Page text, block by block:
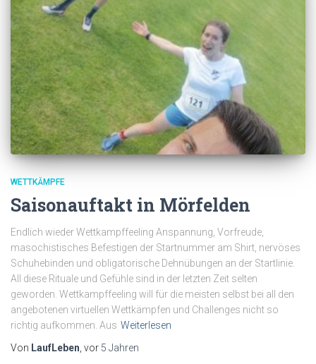
WETTKÄMPFE
Saisonauftakt in Mörfelden
Endlich wieder Wettkampffeeling Anspannung, Vorfreude,
masochistisches Befestigen der Startnummer am Shirt, nervöses
Schuhebinden und obligatorische Dehnübungen an der Startlinie.
All diese Rituale und Gefühle sind in der letzten Zeit selten
geworden. Wettkampffeeling will für die meisten selbst bei all den
angebotenen virtuellen Wettkämpfen und Challenges nicht so
richtig aufkommen. Aus Weiterlesen
Von LaufLeben, vor 5 Jahren